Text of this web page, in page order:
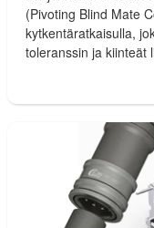
(Pivoting Blind Mate
kytkentäratkaisulla,
toleranssin ja kiinteät